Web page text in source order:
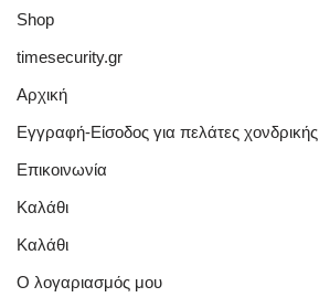
Shop
timesecurity.gr
Αρχική
Εγγραφή-Είσοδος για πελάτες χονδρικής
Επικοινωνία
Καλάθι
Καλάθι
Ο λογαριασμός μου